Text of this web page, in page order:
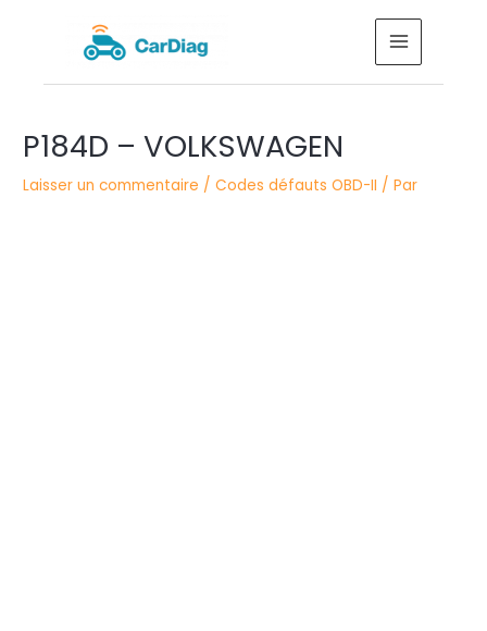
MAIN
MENU
P184D – VOLKSWAGEN
Laisser un commentaire /Codes défauts OBD-II / Par
des
articles